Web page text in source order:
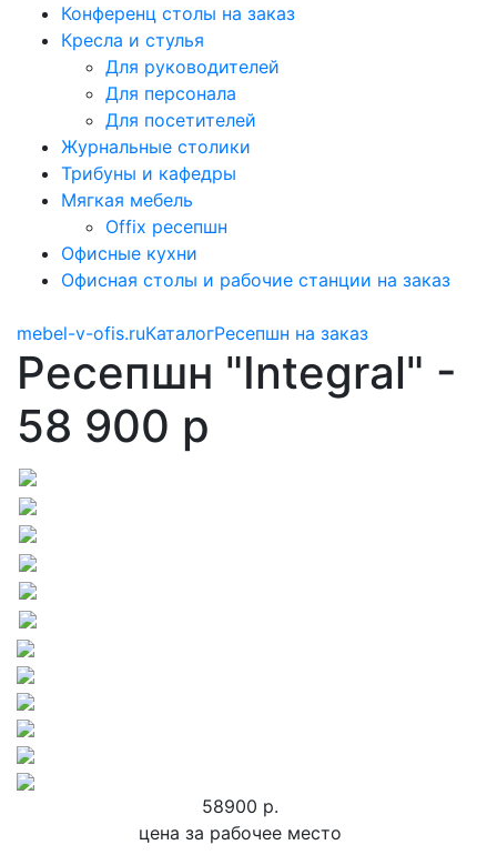
Конференц столы на заказ
Кресла и стулья
Для руководителей
Для персонала
Для посетителей
Журнальные столики
Трибуны и кафедры
Мягкая мебель
Offix ресепшн
Офисные кухни
Офисная столы и рабочие станции на заказ
mebel-v-ofis.ruКаталогРесепшн на заказ
Ресепшн "Integral" -
58 900 р
58900 р.
цена за рабочее место